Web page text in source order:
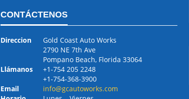
CONTÁCTENOS
Direccion
Gold Coast Auto Works
2790 NE 7th Ave
Pompano Beach, Florida 33064
Llámanos
+1-754 205 2248
+1-754-368-3900
Email
info@gcautoworks.com